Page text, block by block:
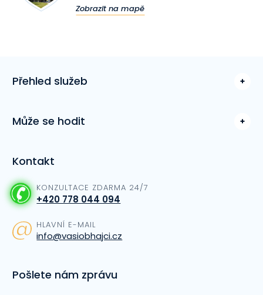
Zobrazit na mapě
Přehled služeb
Může se hodit
Kontakt
KONZULTACE ZDARMA 24/7
+420 778 044 094
HLAVNÍ E-MAIL
info@vasiobhajci.cz
Pošlete nám zprávu